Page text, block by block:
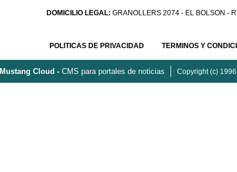
DOMICILIO LEGAL:GRANOLLERS 2074 - EL BOLSON -
POLITICAS DE PRIVACIDAD TERMINOS Y
Mustang Cloud - CMS para portales de noticias Copyright (c)